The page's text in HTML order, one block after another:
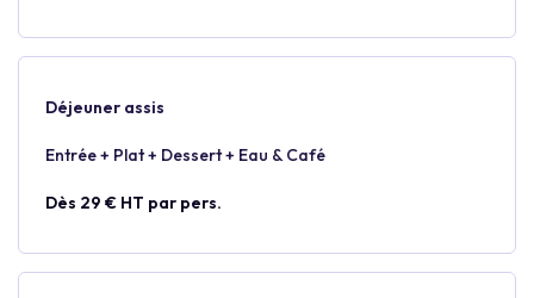
Déjeuner assis
Entrée + Plat + Dessert + Eau & Café
Dès 29 € HT par pers.